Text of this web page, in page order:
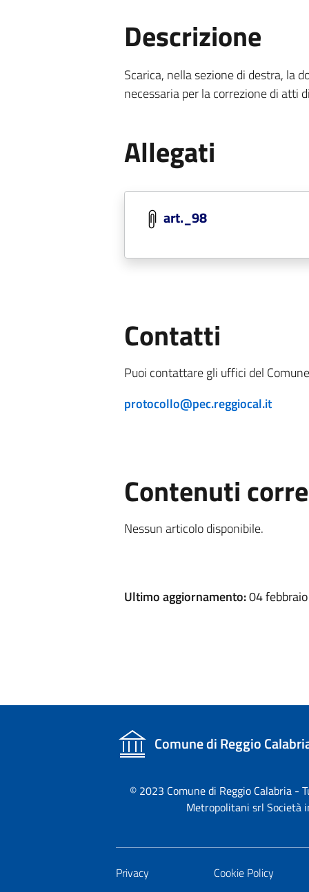
Descrizione
Scarica, nella sezione di destra, la
necessaria per la correzione di
Allegati
art._98
Contatti
Puoi contattare gli uffici del
protocollo@pec.reggiocal.it
Contenuti
Nessun articolo disponibile.
Ultimo aggiornamento:04
Comune di Reggio
© 2023 Comune di Reggio Calabria
Metropolitani srl Società
Privacy Cookie Policy